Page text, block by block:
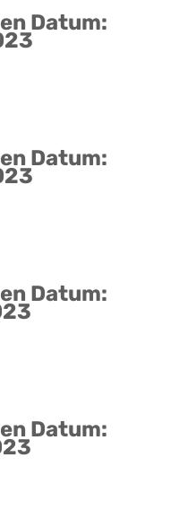
Datum:
Datum:
Datum:
Datum: